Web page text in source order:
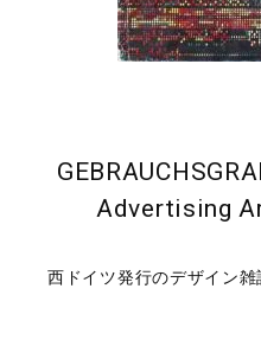
Advertising
西ドイツ発行のデザイン雑